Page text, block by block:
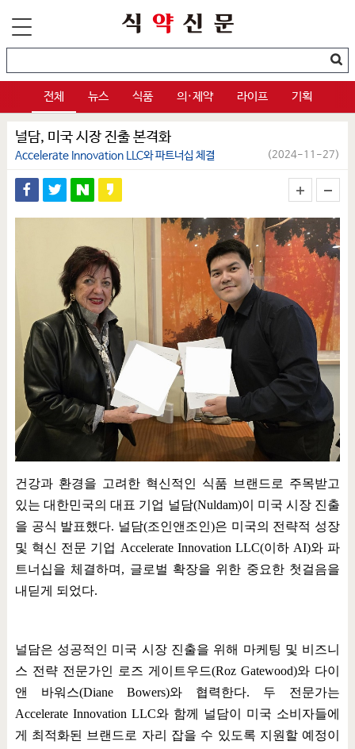
전체 뉴스 식품 의·제약 라이프 기획
널담, 미국 시장 진출 본격화
Accelerate Innovation LLC와 파트너십 체결 (2024-11-27)
건강과 환경을 고려한 혁신적인 식품 브랜드로 주목받고
있는 대한민국의 대표 기업 널담(Nuldam)이 미국 시장 진출
을 공식 발표했다. 널담(조인앤조인)은 미국의 전략적 성장
및 혁신 전문 기업 Accelerate Innovation LLC(이하 AI)와 파
트너십을 체결하며 , 글로벌 확장을 위한 중요한 첫걸음을
내딛게 되었다.
널담은 성공적인 미국 시장 진출을 위해 마케팅 및 비즈니
스 전략 전문가인 로즈 게이트우드(Roz Gatewood)와 다이
앤 바워스(Diane Bowers)와 협력한다. 두 전문가는
Accelerate Innovation LLC와 함께 널담이 미국 소비자들에
게 최적화된 브랜드로 자리 잡을 수 있도록 지원할 예정이